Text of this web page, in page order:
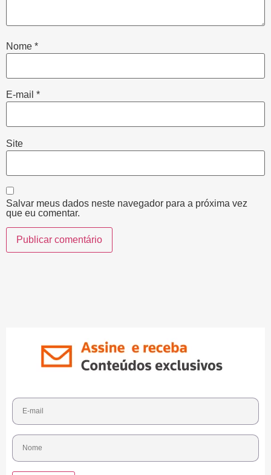
Nome *
E-mail *
Site
Salvar meus dados neste navegador para a próxima vez
que eu comentar.